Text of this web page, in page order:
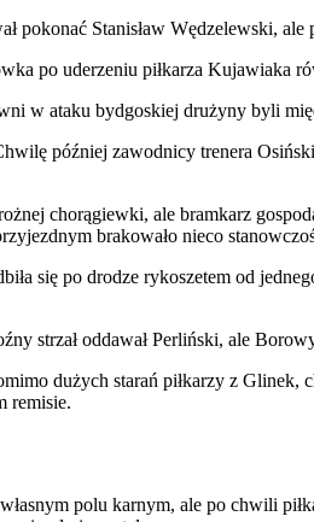
Stanisław Wędzelewski, ale
po uderzeniu piłkarza Kujawiaka
w ataku bydgoskiej drużyny byli
później zawodnicy trenera
chorągiewki, ale bramkarz
brakowało nieco
się po drodze rykoszetem od
strzał oddawał Perliński, ale
dużych starań piłkarzy z Glinek,
remisie.
polu karnym, ale po chwili